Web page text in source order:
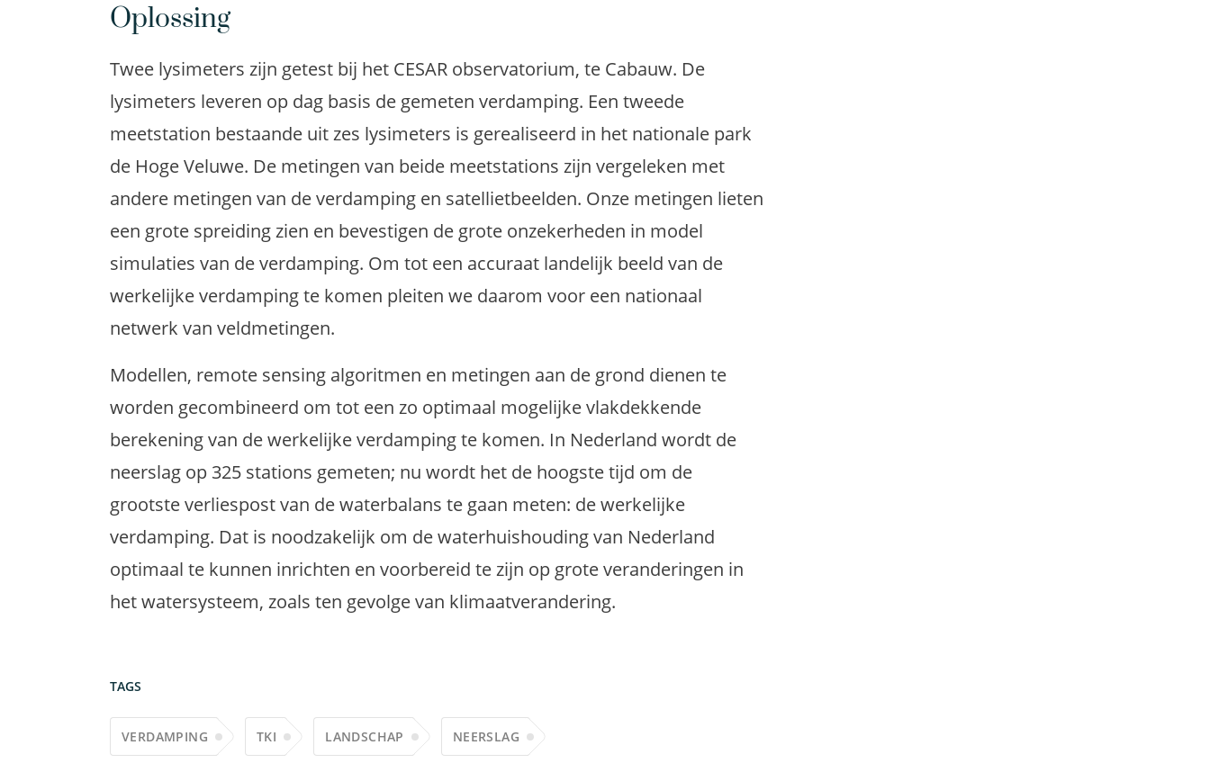
Oplossing
Twee lysimeters zijn getest bij het CESAR observatorium, te Cabauw. De
lysimeters leveren op dag basis de gemeten verdamping. Een tweede
meetstation bestaande uit zes lysimeters is gerealiseerd in het nationale park
de Hoge Veluwe. De metingen van beide meetstations zijn vergeleken met
andere metingen van de verdamping en satellietbeelden. Onze metingen lieten
een grote spreiding zien en bevestigen de grote onzekerheden in model
simulaties van de verdamping. Om tot een accuraat landelijk beeld van de
werkelijke verdamping te komen pleiten we daarom voor een nationaal
netwerk van veldmetingen.
Modellen, remote sensing algoritmen en metingen aan de grond dienen te
worden gecombineerd om tot een zo optimaal mogelijke vlakdekkende
berekening van de werkelijke verdamping te komen. In Nederland wordt de
neerslag op 325 stations gemeten; nu wordt het de hoogste tijd om de
grootste verliespost van de waterbalans te gaan meten: de werkelijke
verdamping. Dat is noodzakelijk om de waterhuishouding van Nederland
optimaal te kunnen inrichten en voorbereid te zijn op grote veranderingen in
het watersysteem, zoals ten gevolge van klimaatverandering.
TAGS
VERDAMPING TKI LANDSCHAP NEERSLAG